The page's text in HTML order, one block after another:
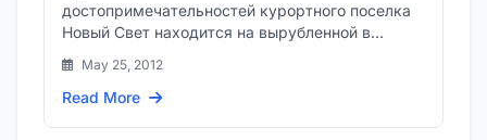
достопримечательностей курортного поселка
Новый Свет находится на вырубленной в
склоне скалы Тропе Голицына.
May 25, 2012
Read More